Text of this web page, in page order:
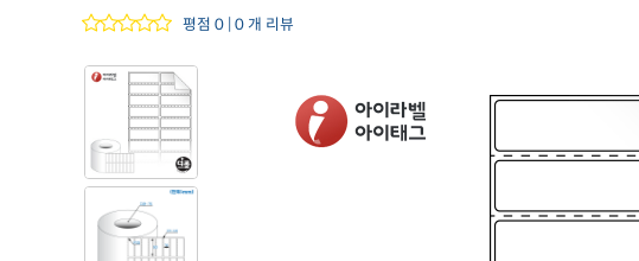
평점 0 | 0 개 리뷰